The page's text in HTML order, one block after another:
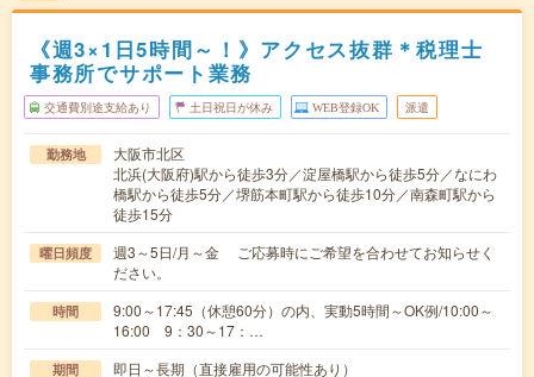
《週3×1日5時間～！》アクセス抜群＊税理士
事務所でサポート業務
交通費別途支給あり 土日祝日が休み WEB登録OK 派遣
勤務地
大阪市北区
北浜(大阪府)駅から徒歩3分／淀屋橋駅から徒歩5分／なにわ
橋駅から徒歩5分／堺筋本町駅から徒歩10分／南森町駅から
徒歩15分
曜日頻度
週3～5日/月～金 ご応募時にご希望を合わせてお知らせく
ださい。
時間
9:00～17:45（休憩60分）の内、実動5時間～OK例/10:00～
16:00 9：30～17：…
期間 即日～長期（直接雇用の可能性あり）